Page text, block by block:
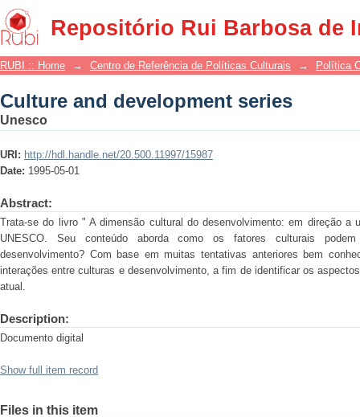
Repositório Rui Barbosa de
Culture and development series
RUBI :: Home → Centro de Referência de Políticas Culturais → Política
Culture and development series
Unesco
URI: http://hdl.handle.net/20.500.11997/15987
Date: 1995-05-01
Abstract:
Trata-se do livro " A dimensão cultural do desenvolvimento: em direção a
UNESCO. Seu conteúdo aborda como os fatores culturais
desenvolvimento? Com base em muitas tentativas anteriores bem
interações entre culturas e desenvolvimento, a fim de identificar os
atual.
Description:
Documento digital
Show full item record
Files in this item